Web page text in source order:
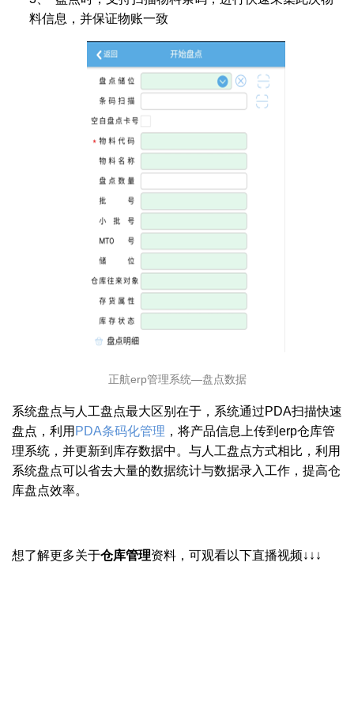
料信息，并保证物账一致
正航erp管理系统—盘点数据
系统盘点与人工盘点最大区别在于，系统通过PDA扫描快速
盘点，利用 PDA条码化管理 ，将产品信息上传到erp仓库管
理系统，并更新到库存数据中。与人工盘点方式相比，利用
系统盘点可以省去大量的数据统计与数据录入工作，提高仓
库盘点效率。
想了解更多关于仓库管理资料，可观看以下直播视频↓↓↓